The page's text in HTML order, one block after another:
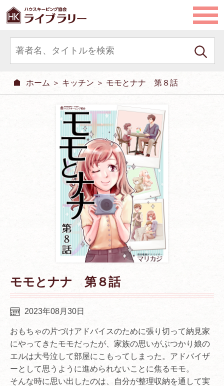
ホーム ＞ キッチン ＞ モモとナナ 第８話
モモとナナ 第８話
2023年08月30日
おもちゃの片づけアドバイスのために張り切って納見家
にやってきたモモだったが、家族の思いがぶつかり娘の
エルは大号泣して部屋にこもってしまった。アドバイザ
ーとして思うように進められないことに焦るモモ。
そんな時に思い出したのは、自分が整理収納を通して実